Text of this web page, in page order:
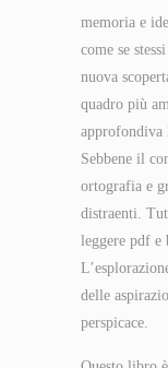
memoria e
come se
nuova
quadro più
approfondiva
Sebbene il
ortografia e
distraenti.
leggere pdf e
delle
perspicace.